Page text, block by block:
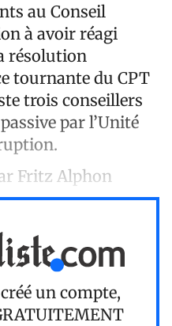
au Conseil
à avoir réagi
résolution
tournante du CPT
trois conseillers
par l’Unité
Fritz Alphon
un compte,